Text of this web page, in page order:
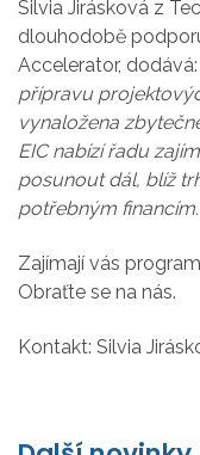
Silvia Jirásková z
dlouhodobě
Accelerator, dodává:
přípravu
vynaložena
EIC nabízí řadu
posunout dál, blíž
potřebným
Zajímají vás
Obraťte se na nás.
Kontakt: Silvia